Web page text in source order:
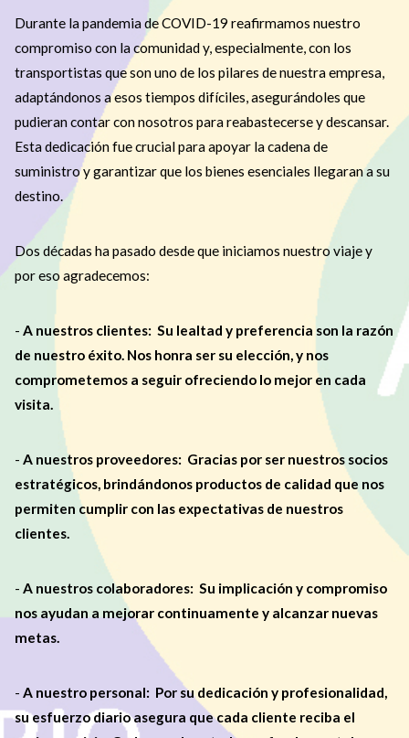
Durante la pandemia de COVID-19 reafirmamos nuestro
compromiso con la comunidad y, especialmente, con los
transportistas que son uno de los pilares de nuestra empresa,
adaptándonos a esos tiempos difíciles, asegurándoles que
pudieran contar con nosotros para reabastecerse y descansar.
Esta dedicación fue crucial para apoyar la cadena de
suministro y garantizar que los bienes esenciales llegaran a su
destino.
Dos décadas ha pasado desde que iniciamos nuestro viaje y
por eso agradecemos:
- A nuestros clientes: Su lealtad y preferencia son la razón
de nuestro éxito. Nos honra ser su elección, y nos
comprometemos a seguir ofreciendo lo mejor en cada
visita.
- A nuestros proveedores: Gracias por ser nuestros socios
estratégicos, brindándonos productos de calidad que nos
permiten cumplir con las expectativas de nuestros
clientes.
- A nuestros colaboradores: Su implicación y compromiso
nos ayudan a mejorar continuamente y alcanzar nuevas
metas.
- A nuestro personal: Por su dedicación y profesionalidad,
su esfuerzo diario asegura que cada cliente reciba el